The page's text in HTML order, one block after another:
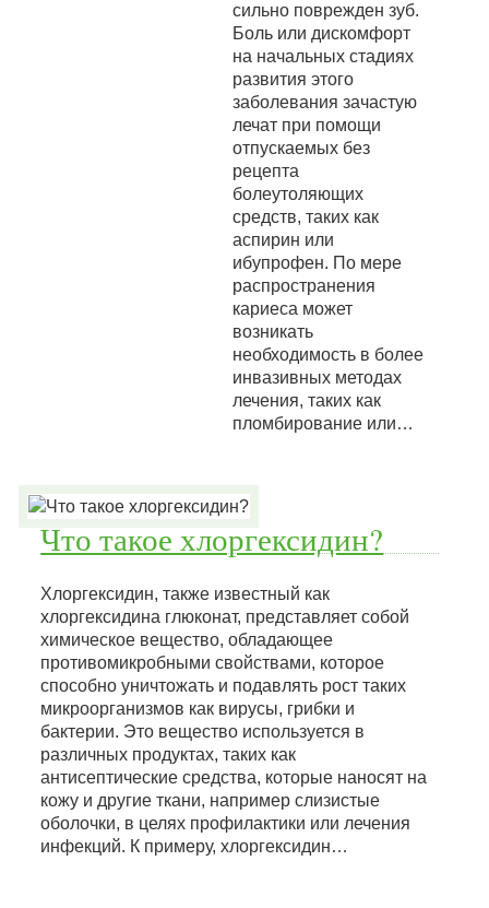
сильно поврежден зуб.
Боль или дискомфорт
на начальных стадиях
развития этого
заболевания зачастую
лечат при помощи
отпускаемых без
рецепта
болеутоляющих
средств, таких как
аспирин или
ибупрофен. По мере
распространения
кариеса может
возникать
необходимость в более
инвазивных методах
лечения, таких как
пломбирование или…
Что такое хлоргексидин?
Хлоргексидин, также известный как
хлоргексидина глюконат, представляет собой
химическое вещество, обладающее
противомикробными свойствами, которое
способно уничтожать и подавлять рост таких
микроорганизмов как вирусы, грибки и
бактерии. Это вещество используется в
различных продуктах, таких как
антисептические средства, которые наносят на
кожу и другие ткани, например слизистые
оболочки, в целях профилактики или лечения
инфекций. К примеру, хлоргексидин…